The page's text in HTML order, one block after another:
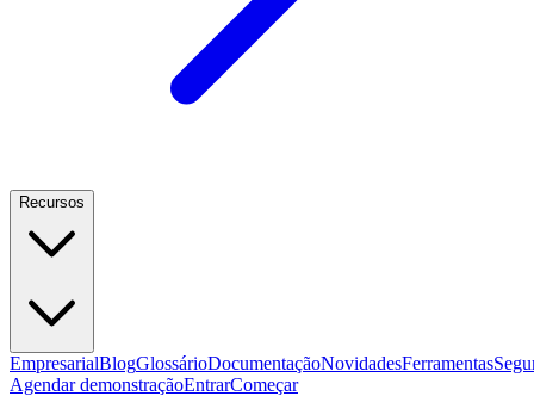
Recursos
EmpresarialBlogGlossárioDocumentaçãoNovidadesFerramentas
Agendar demonstraçãoEntrarComeçar